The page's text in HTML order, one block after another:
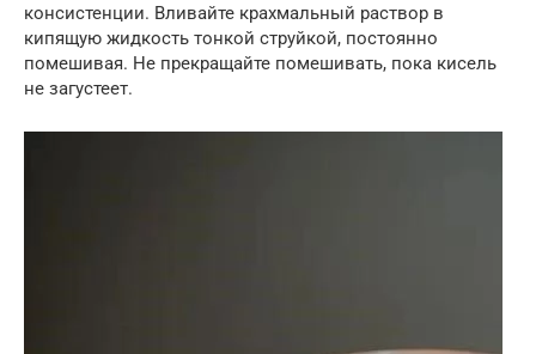
консистенции. Вливайте крахмальный раствор в
кипящую жидкость тонкой струйкой, постоянно
помешивая. Не прекращайте помешивать, пока кисель
не загустеет.